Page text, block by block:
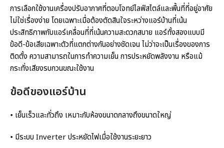
การเลือกใช้งานเครื่องปรับอากาศที่ตอบโจทย์ไลฟ์สไตล์และพื้นที่ที่อยู่อาศัย
ไม่ใช่เรื่องง่าย โดยเฉพาะเมื่อต้องตัดสินใจระหว่างแอร์บ้านที่เน้น
ประสิทธิภาพกับแอร์เคลื่อนที่ที่เน้นความสะดวกสบาย แอร์ทั้งสองแบบมี
ข้อดี-ข้อเสียเฉพาะตัวที่แตกต่างกันอย่างชัดเจน ไม่ว่าจะเป็นเรื่องของการ
ติดตั้ง ความสามารถในการทำความเย็น การประหยัดพลังงาน หรือแม้
กระทั่งเสียงรบกวนขณะใช้งาน
ข้อดีของแอร์บ้าน
𑇐 เย็นเร็วและทั่วถึง เหมาะกับห้องขนาดกลางถึงขนาดใหญ่
𑇐 มีระบบ Inverter ประหยัดไฟเมื่อใช้งานระยะยาว